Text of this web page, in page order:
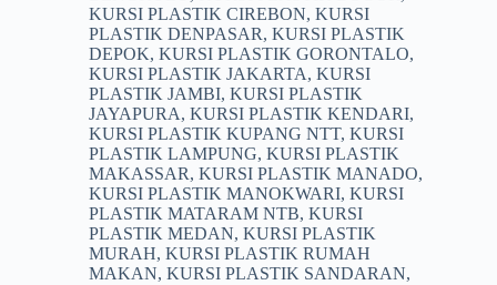
KURSI PLASTIK CIREBON, KURSI
PLASTIK DENPASAR, KURSI PLASTIK
DEPOK, KURSI PLASTIK GORONTALO,
KURSI PLASTIK JAKARTA, KURSI
PLASTIK JAMBI, KURSI PLASTIK
JAYAPURA, KURSI PLASTIK KENDARI,
KURSI PLASTIK KUPANG NTT, KURSI
PLASTIK LAMPUNG, KURSI PLASTIK
MAKASSAR, KURSI PLASTIK MANADO,
KURSI PLASTIK MANOKWARI, KURSI
PLASTIK MATARAM NTB, KURSI
PLASTIK MEDAN, KURSI PLASTIK
MURAH, KURSI PLASTIK RUMAH
MAKAN, KURSI PLASTIK SANDARAN,